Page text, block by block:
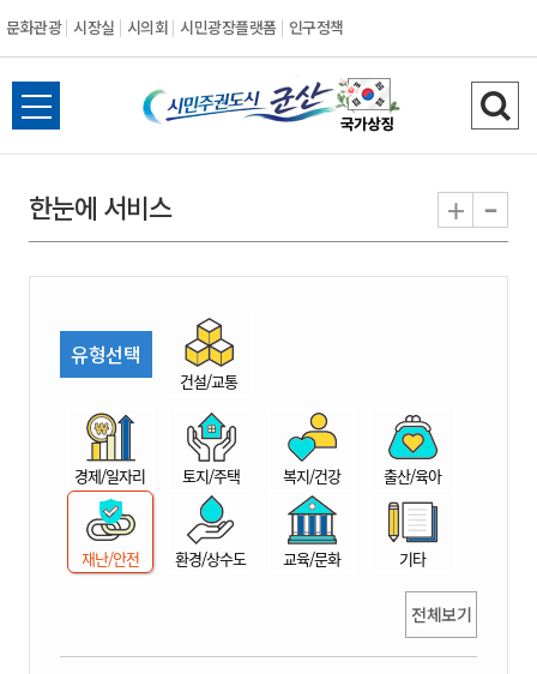
문화관광 시장실 시의회 시민광장플랫폼 인구정책
시
민
권
시
산
전
체
뉴
열
검
색
기
한눈에 서비스 + -
유형선택
건설/교통
경제/일자리 토지/주택 복지/건강 출산/육아
재난/안전 환경/상수도 교육/문화 기타
전체보기